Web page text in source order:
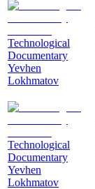
Technological
Documentary
Yevhen
Lokhmatov
Technological
Documentary
Yevhen
Lokhmatov